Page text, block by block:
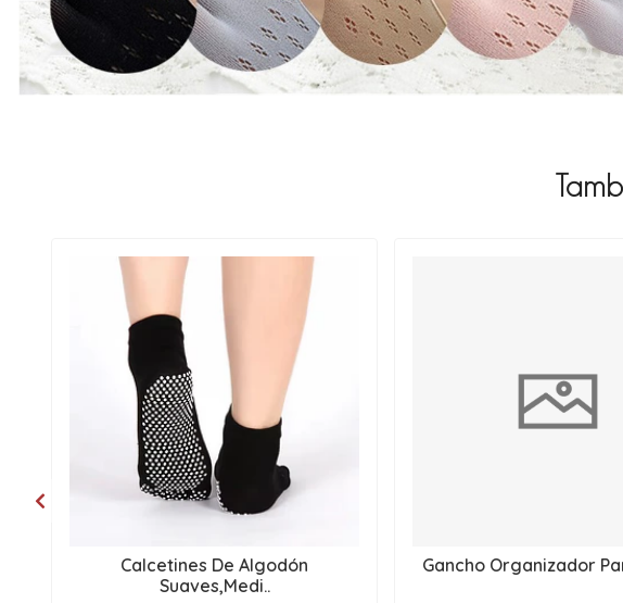
Calcetines De Algodón
Suaves,Medi..
Gancho Organizador